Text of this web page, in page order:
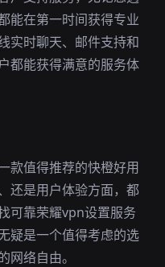
能在第一时间获得专业
实时聊天、邮件支持和
都能获得满意的服务体
款值得推荐的快橙好用
还是用户体验方面，都
可靠荣耀vpn设置服务
疑是一个值得考虑的选
网络自由。